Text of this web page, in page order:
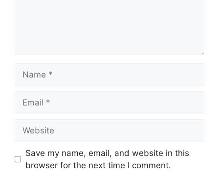
Save my name, email, and website in this
browser for the next time I comment.